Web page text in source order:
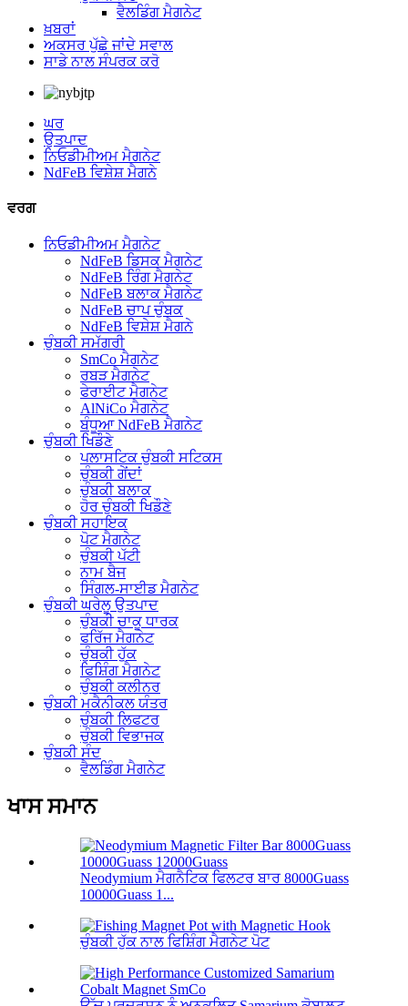
ਵੈਲਡਿੰਗ ਮੈਗਨੇਟ
ਖ਼ਬਰਾਂ
ਅਕਸਰ ਪੁੱਛੇ ਜਾਂਦੇ ਸਵਾਲ
ਸਾਡੇ ਨਾਲ ਸੰਪਰਕ ਕਰੋ
ਘਰ
ਉਤਪਾਦ
ਨਿਓਡੀਮੀਅਮ ਮੈਗਨੇਟ
NdFeB ਵਿਸ਼ੇਸ਼ ਮੈਗਨੇ
ਵਰਗ
ਨਿਓਡੀਮੀਅਮ ਮੈਗਨੇਟ
NdFeB ਡਿਸਕ ਮੈਗਨੇਟ
NdFeB ਰਿੰਗ ਮੈਗਨੇਟ
NdFeB ਬਲਾਕ ਮੈਗਨੇਟ
NdFeB ਚਾਪ ਚੁੰਬਕ
NdFeB ਵਿਸ਼ੇਸ਼ ਮੈਗਨੇ
ਚੁੰਬਕੀ ਸਮੱਗਰੀ
SmCo ਮੈਗਨੇਟ
ਰਬੜ ਮੈਗਨੇਟ
ਫੇਰਾਈਟ ਮੈਗਨੇਟ
AlNiCo ਮੈਗਨੇਟ
ਬੰਧੂਆ NdFeB ਮੈਗਨੇਟ
ਚੁੰਬਕੀ ਖਿਡੌਣੇ
ਪਲਾਸਟਿਕ ਚੁੰਬਕੀ ਸਟਿਕਸ
ਚੁੰਬਕੀ ਗੇਂਦਾਂ
ਚੁੰਬਕੀ ਬਲਾਕ
ਹੋਰ ਚੁੰਬਕੀ ਖਿਡੌਣੇ
ਚੁੰਬਕੀ ਸਹਾਇਕ
ਪੋਟ ਮੈਗਨੇਟ
ਚੁੰਬਕੀ ਪੱਟੀ
ਨਾਮ ਬੈਜ
ਸਿੰਗਲ-ਸਾਈਡ ਮੈਗਨੇਟ
ਚੁੰਬਕੀ ਘਰੇਲੂ ਉਤਪਾਦ
ਚੁੰਬਕੀ ਚਾਕੂ ਧਾਰਕ
ਫਰਿੱਜ ਮੈਗਨੇਟ
ਚੁੰਬਕੀ ਹੁੱਕ
ਫਿਸ਼ਿੰਗ ਮੈਗਨੇਟ
ਚੁੰਬਕੀ ਕਲੀਨਰ
ਚੁੰਬਕੀ ਮਕੈਨੀਕਲ ਯੰਤਰ
ਚੁੰਬਕੀ ਲਿਫਟਰ
ਚੁੰਬਕੀ ਵਿਭਾਜਕ
ਚੁੰਬਕੀ ਸੰਦ
ਵੈਲਡਿੰਗ ਮੈਗਨੇਟ
ਖਾਸ ਸਮਾਨ
Neodymium ਮੈਗਨੈਟਿਕ ਫਿਲਟਰ ਬਾਰ 8000Guass
10000Guass 1...
ਚੁੰਬਕੀ ਹੁੱਕ ਨਾਲ ਫਿਸ਼ਿੰਗ ਮੈਗਨੇਟ ਪੋਟ